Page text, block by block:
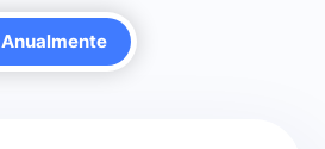
Anualmente